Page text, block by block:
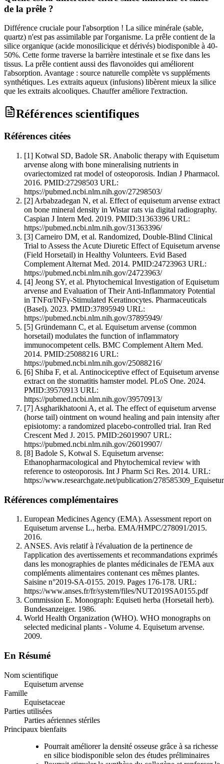
de la prêle ?
Différence cruciale pour l'absorption ! La silice minérale (sable,
quartz) n'est pas assimilable par l'organisme. La prêle contient de la
silice organique (acide monosilicique et dérivés) biodisponible à 40-
50%. Cette forme traverse la barrière intestinale et se fixe dans les
tissus. La prêle contient aussi des flavonoïdes qui améliorent
l'absorption. Avantage : source naturelle complète vs suppléments
synthétiques. Les extraits aqueux (infusions) libèrent mieux la silice
que les extraits alcooliques. Chauffer améliore l'extraction.
Références scientifiques
Références citées
[1] Kotwal SD, Badole SR. Anabolic therapy with Equisetum
arvense along with bone mineralising nutrients in
ovariectomized rat model of osteoporosis. Indian J Pharmacol.
2016. PMID:27298503 URL:
https://pubmed.ncbi.nlm.nih.gov/27298503/
[2] Arbabzadegan N, et al. Effect of equisetum arvense extract
on bone mineral density in Wistar rats via digital radiography.
Caspian J Intern Med. 2019. PMID:31363396 URL:
https://pubmed.ncbi.nlm.nih.gov/31363396/
[3] Carneiro DM, et al. Randomized, Double-Blind Clinical
Trial to Assess the Acute Diuretic Effect of Equisetum arvense
(Field Horsetail) in Healthy Volunteers. Evid Based
Complement Alternat Med. 2014. PMID:24723963 URL:
https://pubmed.ncbi.nlm.nih.gov/24723963/
[4] Jeong SY, et al. Phytochemical Investigation of Equisetum
arvense and Evaluation of Their Anti-Inflammatory Potential
in TNFα/INFγ-Stimulated Keratinocytes. Pharmaceuticals
(Basel). 2023. PMID:37895949 URL:
https://pubmed.ncbi.nlm.nih.gov/37895949/
[5] Gründemann C, et al. Equisetum arvense (common
horsetail) modulates the function of inflammatory
immunocompetent cells. BMC Complement Altern Med.
2014. PMID:25088216 URL:
https://pubmed.ncbi.nlm.nih.gov/25088216/
[6] Shiba F, et al. Antinociceptive effect of Equisetum arvense
extract on the stomatitis hamster model. PLoS One. 2024.
PMID:39570913 URL:
https://pubmed.ncbi.nlm.nih.gov/39570913/
[7] Asgharikhatooni A, et al. The effect of equisetum arvense
(horse tail) ointment on wound healing and pain intensity after
episiotomy: a randomized placebo-controlled trial. Iran Red
Crescent Med J. 2015. PMID:26019907 URL:
https://pubmed.ncbi.nlm.nih.gov/26019907/
[8] Badole S, Kotwal S. Equisetum arvense:
Ethanopharmacological and Phytochemical review with
reference to osteoporosis. Int J Pharm Sci Res. 2014. URL:
https://www.researchgate.net/publication/
Références complémentaires
European Medicines Agency (EMA). Assessment report on
Equisetum arvense L., herba. EMA/HMPC/278091/2015.
2016.
ANSES. Avis relatif à l'évaluation de la pertinence de
l'application des avertissements et recommandations exprimés
dans les monographies de plantes médicinales de l'EMA aux
compléments alimentaires contenant ces mêmes plantes.
Saisine n°2019-SA-0155. 2019. Pages 176-178. URL:
https://www.anses.fr/fr/system/files/NUT2019SA0155.pdf
Commission E. Monograph: Equiseti herba (Horsetail herb).
Bundesanzeiger. 1986.
World Health Organization (WHO). WHO monographs on
selected medicinal plants - Volume 4. Equisetum arvense.
2009.
En Résumé
Nom scientifique
Equisetum arvense
Famille
Equisetaceae
Parties utilisées
Parties aériennes stériles
Principaux bienfaits
Pourrait améliorer la densité osseuse grâce à sa richesse
en silice biodisponible selon des études préliminaires